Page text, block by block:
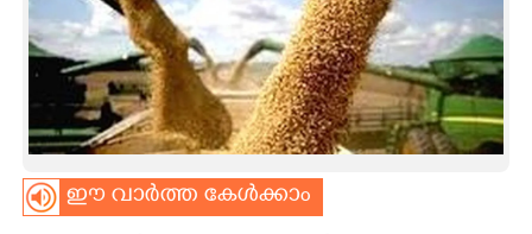
INFO+
ART
ASTROഈ വാർത്ത കേൾക്കാം